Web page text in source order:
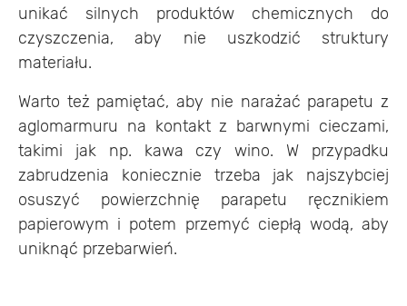
unikać silnych produktów chemicznych do
czyszczenia, aby nie uszkodzić struktury
materiału.
Warto też pamiętać, aby nie narażać parapetu z
aglomarmuru na kontakt z barwnymi cieczami,
takimi jak np. kawa czy wino. W przypadku
zabrudzenia koniecznie trzeba jak najszybciej
osuszyć powierzchnię parapetu ręcznikiem
papierowym i potem przemyć ciepłą wodą, aby
uniknąć przebarwień.